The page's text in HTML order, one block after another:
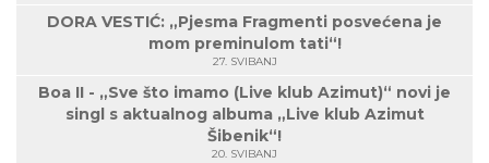
DORA VESTIĆ: „Pjesma Fragmenti posvećena je
mom preminulom tati“!
27. SVIBANJ
Boa II - „Sve što imamo (Live klub Azimut)“ novi je
singl s aktualnog albuma „Live klub Azimut
Šibenik“!
20. SVIBANJ